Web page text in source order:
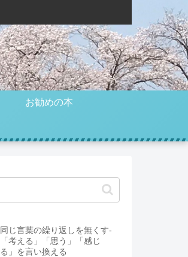
お勧めの本
同じ言葉の繰り返しを無くす-
「考える」「思う」「感じ
る」を言い換える